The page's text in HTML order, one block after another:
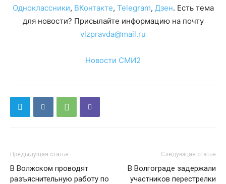
Одноклассники, ВКонтакте, Telegram, Дзен. Есть тема
для новости? Присылайте информацию на почту
vlzpravda@mail.ru
Новости СМИ2
Предыдущая статья
В Волжском проводят
разъяснительную работу по
Следующая статья
В Волгограде задержали
участников перестрелки